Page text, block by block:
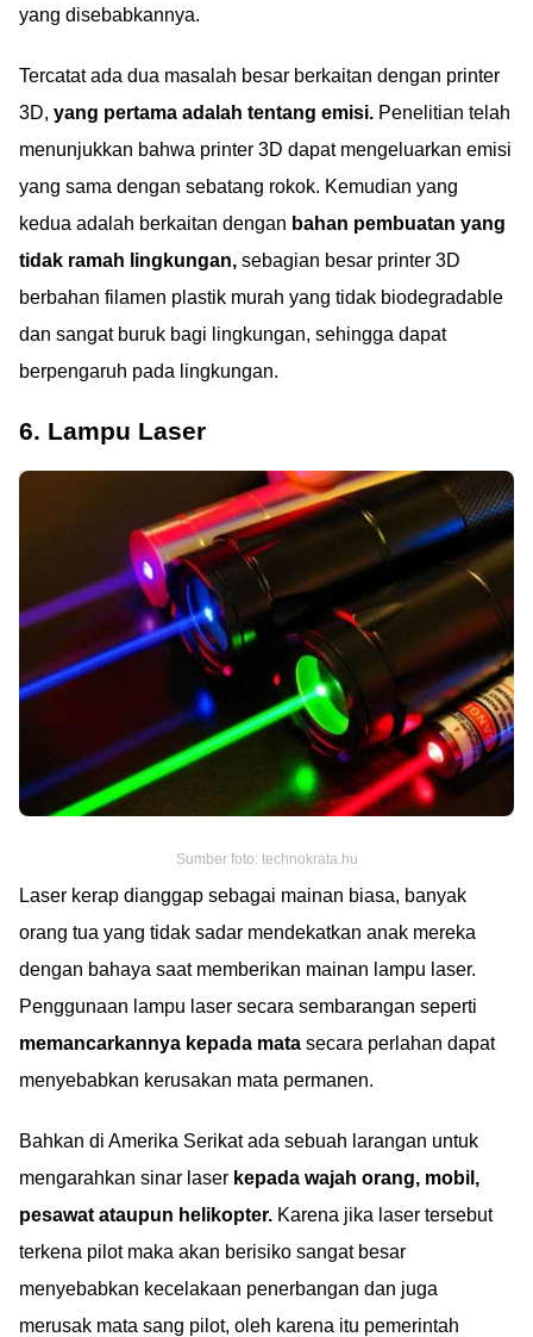
yang disebabkannya.
Tercatat ada dua masalah besar berkaitan dengan printer
3D, yang pertama adalah tentang emisi. Penelitian telah
menunjukkan bahwa printer 3D dapat mengeluarkan emisi
yang sama dengan sebatang rokok. Kemudian yang
kedua adalah berkaitan dengan bahan pembuatan yang
tidak ramah lingkungan, sebagian besar printer 3D
berbahan filamen plastik murah yang tidak biodegradable
dan sangat buruk bagi lingkungan, sehingga dapat
berpengaruh pada lingkungan.
6. Lampu Laser
Sumber foto: technokrata.hu
Laser kerap dianggap sebagai mainan biasa, banyak
orang tua yang tidak sadar mendekatkan anak mereka
dengan bahaya saat memberikan mainan lampu laser.
Penggunaan lampu laser secara sembarangan seperti
memancarkannya kepada mata secara perlahan dapat
menyebabkan kerusakan mata permanen.
Bahkan di Amerika Serikat ada sebuah larangan untuk
mengarahkan sinar laser kepada wajah orang, mobil,
pesawat ataupun helikopter. Karena jika laser tersebut
terkena pilot maka akan berisiko sangat besar
menyebabkan kecelakaan penerbangan dan juga
merusak mata sang pilot, oleh karena itu pemerintah